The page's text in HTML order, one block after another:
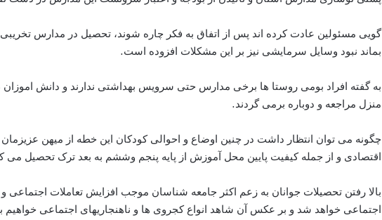
گویی مسئولین عادت کرده اند پس از اتفاق به فکر چاره شوند، تحصیل در مدارس
بماند نبود وسایل سرمایشی نیز بر این مشکلات افزوده است.
به گفته افراد بومی روستا ها برخی مدارس حتی سرویس بهداشتی ندارند و دانش
منزل مراجعه و دوباره برمی گردند.
چگونه می توان انتظار داشت در چنین اوضاع و احوالی کودکان این خطه از میهن عزیزمان
اقتصادی و از جمله کیفیت پایین محل آموزش از پایه پنجم وششم به بعد ترک تحصیل می
بالا رفتن تحصیلات جوانان به زعم اکثر جامعه شناسان موجب افزایش تعاملات اجتماعی
اجتماعی خواهد شد و بر عکس آن شاهد انواع کجروی ها و ناهنجاریهای اجتماعی خواهیم